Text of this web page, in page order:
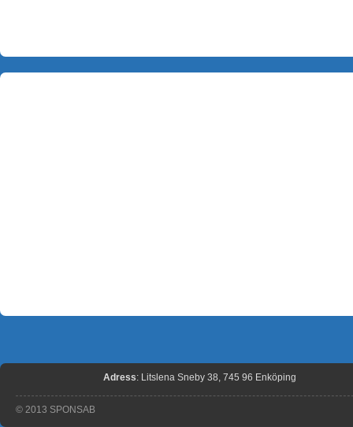
Adress: Litslena Sneby 38, 745 96 Enköping
© 2013 SPONSAB